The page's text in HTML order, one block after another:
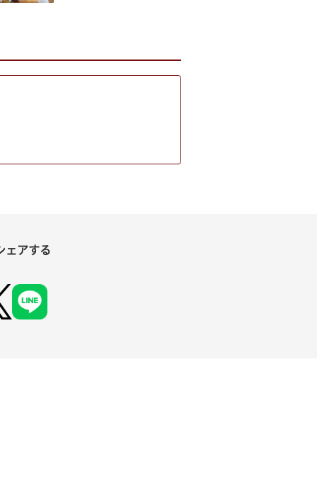
ェアする